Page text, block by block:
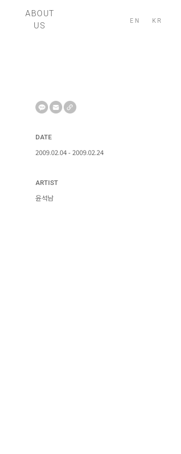
ABOUT
US
EN KR
DATE
2009.02.04 - 2009.02.24
ARTIST
윤석남